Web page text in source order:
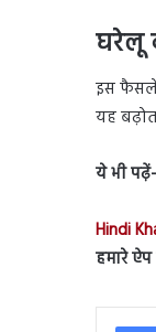
घरेलू
इस फैसले
यह
ये भी पढ़ें-
Hindi
हमारे